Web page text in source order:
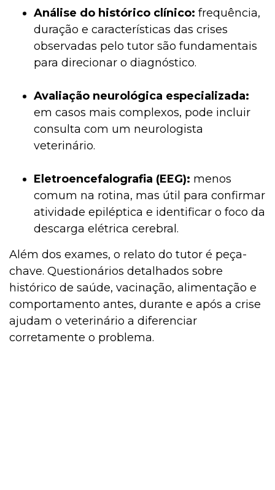
Análise do histórico clínico: frequência,
duração e características das crises
observadas pelo tutor são fundamentais
para direcionar o diagnóstico.
Avaliação neurológica especializada:
em casos mais complexos, pode incluir
consulta com um neurologista
veterinário.
Eletroencefalografia (EEG): menos
comum na rotina, mas útil para confirmar
atividade epiléptica e identificar o foco da
descarga elétrica cerebral.
Além dos exames, o relato do tutor é peça-
chave. Questionários detalhados sobre
histórico de saúde, vacinação, alimentação e
comportamento antes, durante e após a crise
ajudam o veterinário a diferenciar
corretamente o problema.